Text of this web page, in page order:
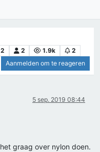
2 2 1.9k
2
Aanmelden om te reageren
5 sep. 2019 08:44
graag over nylon doen.